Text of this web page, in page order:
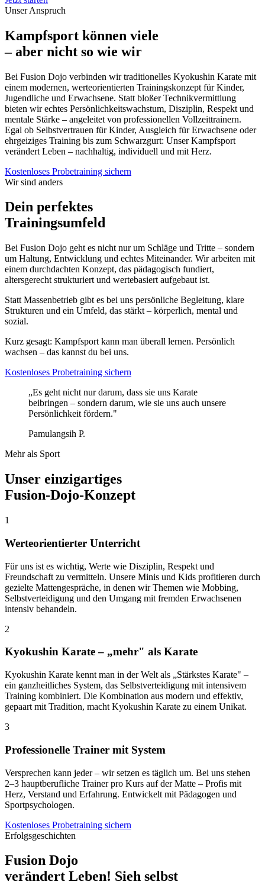
Unser Anspruch
Kampfsport können viele
– aber nicht so wie wir
Bei Fusion Dojo verbinden wir traditionelles Kyokushin Karate mit
einem modernen, werteorientierten Trainingskonzept für Kinder,
Jugendliche und Erwachsene. Statt bloßer Technikvermittlung
bieten wir echtes Persönlichkeitswachstum, Disziplin, Respekt und
mentale Stärke – angeleitet von professionellen Vollzeittrainern.
Egal ob Selbstvertrauen für Kinder, Ausgleich für Erwachsene oder
ehrgeiziges Training bis zum Schwarzgurt: Unser Kampfsport
verändert Leben – nachhaltig, individuell und mit Herz.
Kostenloses Probetraining sichern
Wir sind anders
Dein perfektes
Trainingsumfeld
Bei Fusion Dojo geht es nicht nur um Schläge und Tritte – sondern
um Haltung, Entwicklung und echtes Miteinander. Wir arbeiten mit
einem durchdachten Konzept, das pädagogisch fundiert,
altersgerecht strukturiert und wertebasiert aufgebaut ist.
Statt Massenbetrieb gibt es bei uns persönliche Begleitung, klare
Strukturen und ein Umfeld, das stärkt – körperlich, mental und
sozial.
Kurz gesagt: Kampfsport kann man überall lernen. Persönlich
wachsen – das kannst du bei uns.
Kostenloses Probetraining sichern
„Es geht nicht nur darum, dass sie uns Karate
beibringen – sondern darum, wie sie uns auch unsere
Persönlichkeit fördern."
Pamulangsih P.
Mehr als Sport
Unser einzigartiges
Fusion-Dojo-Konzept
1
Werteorientierter Unterricht
Für uns ist es wichtig, Werte wie Disziplin, Respekt und
Freundschaft zu vermitteln. Unsere Minis und Kids profitieren durch
gezielte Mattengespräche, in denen wir Themen wie Mobbing,
Selbstverteidigung und den Umgang mit fremden Erwachsenen
intensiv behandeln.
2
Kyokushin Karate – „mehr" als Karate
Kyokushin Karate kennt man in der Welt als „Stärkstes Karate" –
ein ganzheitliches System, das Selbstverteidigung mit intensivem
Training kombiniert. Die Kombination aus modern und effektiv,
gepaart mit Tradition, macht Kyokushin Karate zu einem Unikat.
3
Professionelle Trainer mit System
Versprechen kann jeder – wir setzen es täglich um. Bei uns stehen
2–3 hauptberufliche Trainer pro Kurs auf der Matte – Profis mit
Herz, Verstand und Erfahrung. Entwickelt mit Pädagogen und
Sportpsychologen.
Kostenloses Probetraining sichern
Erfolgsgeschichten
Fusion Dojo
verändert Leben! Sieh selbst